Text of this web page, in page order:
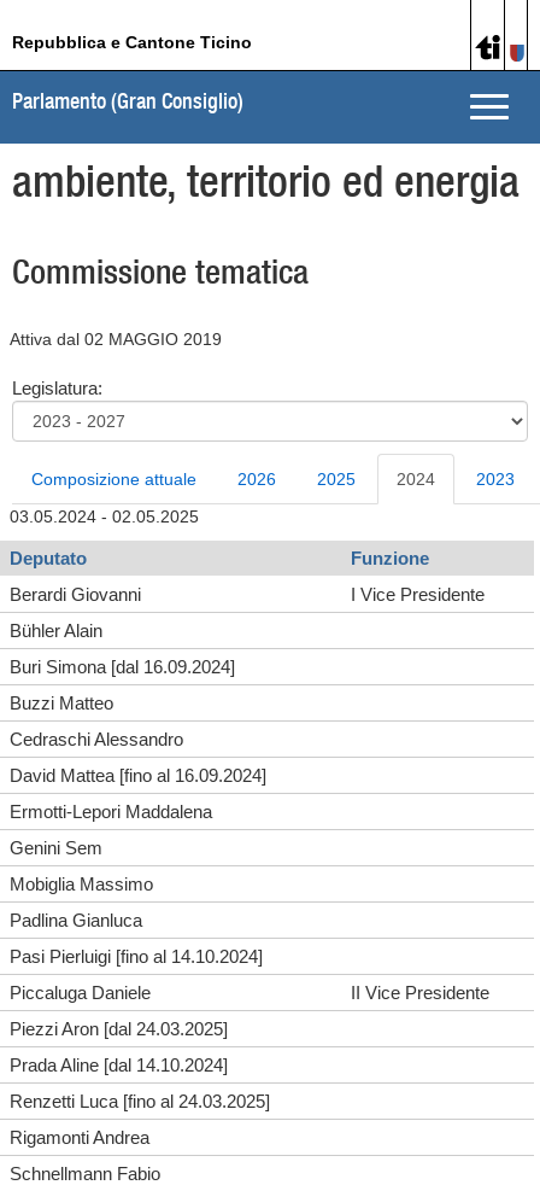
Repubblica e Cantone Ticino
Toggle
Parlamento (Gran Consiglio)
ambiente, territorio ed energia
Commissione tematica
Attiva dal 02 MAGGIO 2019
Legislatura:
Composizione attuale 2026 2025 2024
2023
03.05.2024 - 02.05.2025
Deputato
Funzione
Berardi Giovanni
I Vice Presidente
Bühler Alain
Buri Simona [dal 16.09.2024]
Buzzi Matteo
Cedraschi Alessandro
David Mattea [fino al 16.09.2024]
Ermotti-Lepori Maddalena
Genini Sem
Mobiglia Massimo
Padlina Gianluca
Pasi Pierluigi [fino al 14.10.2024]
Piccaluga Daniele
II Vice Presidente
Piezzi Aron [dal 24.03.2025]
Prada Aline [dal 14.10.2024]
Renzetti Luca [fino al 24.03.2025]
Rigamonti Andrea
Schnellmann Fabio